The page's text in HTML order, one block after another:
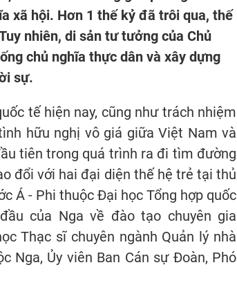
xã hội. Hơn 1 thế kỷ đã trôi qua, thế
nhiên, di sản tư tưởng của Chủ
chủ nghĩa thực dân và xây dựng
sự.
tế hiện nay, cũng như trách nhiệm
hữu nghị vô giá giữa Việt Nam và
tiên trong quá trình ra đi tìm đường
đổi với hai đại diện thế hệ trẻ tại thủ
Á - Phi thuộc Đại học Tổng hợp quốc
của Nga về đào tạo chuyên gia
Thạc sĩ chuyên ngành Quản lý nhà
Nga, Ủy viên Ban Cán sự Đoàn, Phó